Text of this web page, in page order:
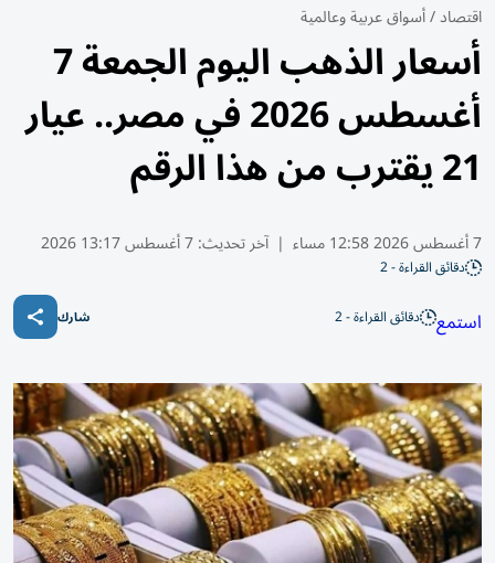
اقتصاد/أسواق عربية وعالمية
أسعار الذهب اليوم الجمعة 7
أغسطس 2026 في مصر.. عيار
21 يقترب من هذا الرقم
7 أغسطس 2026 12:58 مساء | آخر تحديث:7 أغسطس 13:17 2026
دقائق القراءة - 2
استمع دقائق القراءة - 2 شارك